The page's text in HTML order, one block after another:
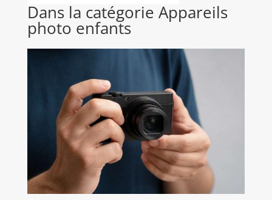
Dans la catégorie Appareils
photo enfants